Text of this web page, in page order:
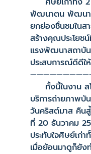
พัฒนาตน พัฒนา
ยกย่องชื่นชมในส
สร้างคุณประโยช
แรงพัฒนาสถาบั
ประสบการณ์ดีดีใ
ทั้งนี้ในงาน ส
บริการถ่ายภาพบั
วันคริสต์มาส คืน
ที่ 20 ธันวาคม
ประทับใจศิษย์เก่
เมื่อย้อนมาดูก็ยัง